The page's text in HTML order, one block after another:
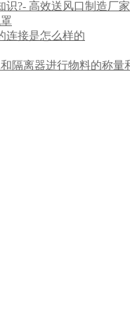
识?- 高效送风口制造厂
连接是怎么样的
隔离器进行物料的称量